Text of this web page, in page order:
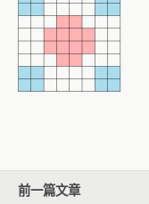
前一篇文章